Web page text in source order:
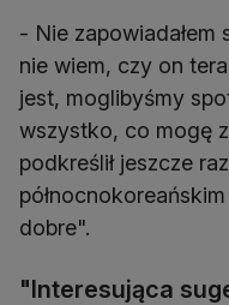
- Nie zapowiadałem
nie wiem, czy on
jest, moglibyśmy
wszystko, co mogę
podkreślił jeszcze
dobre".
"Interesująca